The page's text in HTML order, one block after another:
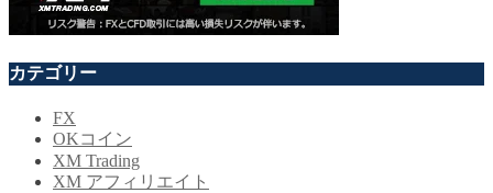
カテゴリー
FX
OKコイン
XM Trading
XM アフィリエイト